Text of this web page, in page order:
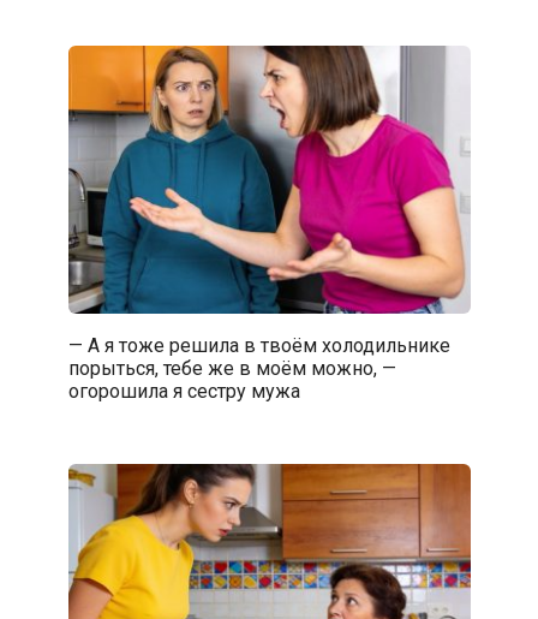
— А я тоже решила в твоём холодильнике
порыться, тебе же в моём можно, —
огорошила я сестру мужа